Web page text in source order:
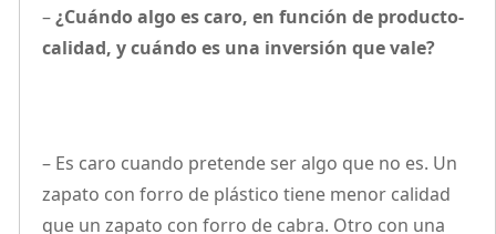
–¿Cuándo algo es caro, en función de producto-
calidad, y cuándo es una inversión que vale?
– Es caro cuando pretende ser algo que no es. Un
zapato con forro de plástico tiene menor calidad
que un zapato con forro de cabra. Otro con una